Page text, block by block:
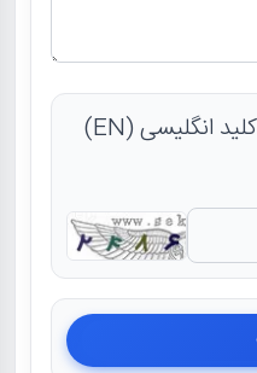
اعداد در تصویر با صفحه کلید انگلیسی (EN)